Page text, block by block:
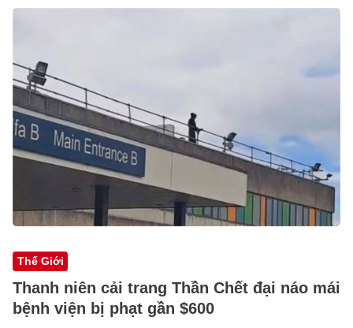
Thế Giới
Thanh niên cải trang Thần Chết đại náo mái
bệnh viện bị phạt gần $600